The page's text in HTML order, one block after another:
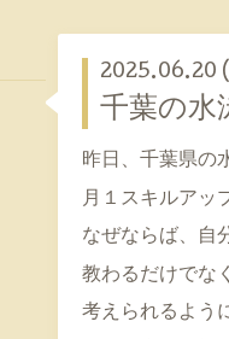
2025.06.20
千葉の水
昨日、千葉県の
月１スキルアッ
なぜならば、自
教わるだけでな
考えられるよう